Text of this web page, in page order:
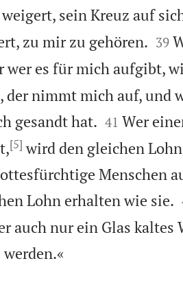
sein Kreuz auf
zu mir zu gehören.
39
wer es für mich aufgibt,
der nimmt mich auf, und
gesandt hat.
41 Wer
[5] wird den gleichen
Menschen
Lohn erhalten wie sie.
auch nur ein Glas kaltes
